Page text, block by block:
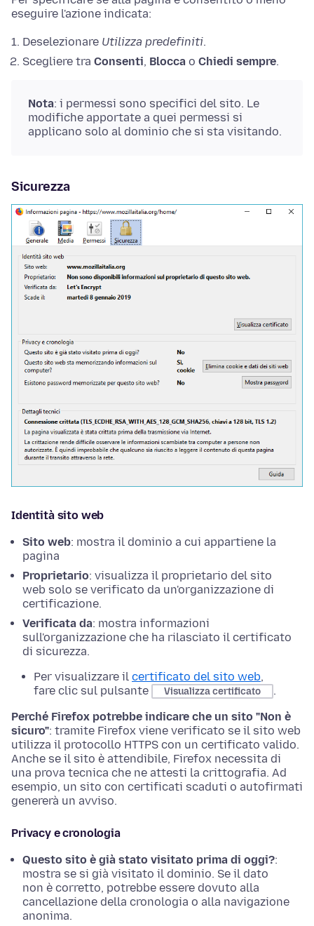
eseguire l'azione indicata:
Deselezionare Utilizza predefiniti.
Scegliere tra Consenti, Blocca o Chiedi sempre.
Nota: i permessi sono specifici del sito. Le
modifiche apportate a quei permessi si
applicano solo al dominio che si sta visitando.
Sicurezza
Identità sito web
Sito web: mostra il dominio a cui appartiene la
pagina
Proprietario: visualizza il proprietario del sito
web solo se verificato da un'organizzazione di
certificazione.
Verificata da: mostra informazioni
sull'organizzazione che ha rilasciato il certificato
di sicurezza.
Per visualizzare il certificato del sito web,
fare clic sul pulsante
Visualizza certificato
.
Perché Firefox potrebbe indicare che un sito "Non è
sicuro": tramite Firefox viene verificato se il sito web
utilizza il protocollo HTTPS con un certificato valido.
Anche se il sito è attendibile, Firefox necessita di
una prova tecnica che ne attesti la crittografia. Ad
esempio, un sito con certificati scaduti o autofirmati
genererà un avviso.
Privacy e cronologia
Questo sito è già stato visitato prima di oggi?:
mostra se si già visitato il dominio. Se il dato
non è corretto, potrebbe essere dovuto alla
cancellazione della cronologia o alla navigazione
anonima.